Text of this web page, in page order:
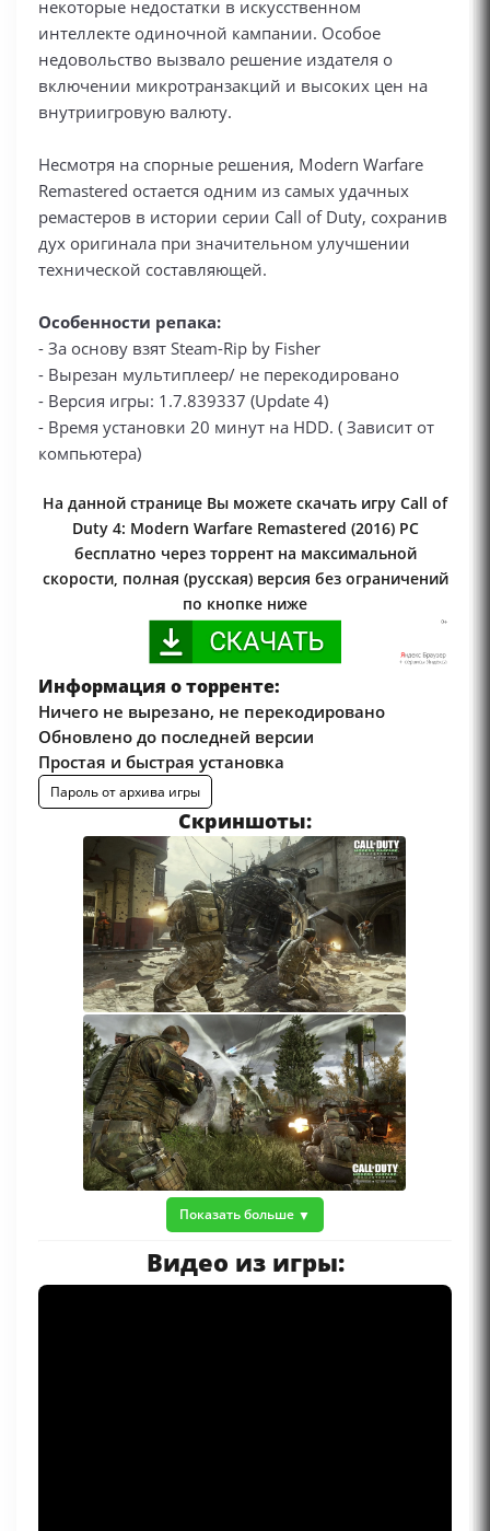
некоторые недостатки в искусственном
интеллекте одиночной кампании. Особое
недовольство вызвало решение издателя о
включении микротранзакций и высоких цен на
внутриигровую валюту.
Несмотря на спорные решения, Modern Warfare
Remastered остается одним из самых удачных
ремастеров в истории серии Call of Duty, сохранив
дух оригинала при значительном улучшении
технической составляющей.
Особенности репака:
- За основу взят Steam-Rip by Fisher
- Вырезан мультиплеер/ не перекодировано
- Версия игры: 1.7.839337 (Update 4)
- Время установки 20 минут на HDD. ( Зависит от
компьютера)
На данной странице Вы можете скачать игру Call of
Duty 4: Modern Warfare Remastered (2016) PC
бесплатно через торрент на максимальной
скорости, полная (русская) версия без ограничений
по кнопке ниже
Информация о торренте:
Ничего не вырезано, не перекодировано
Обновлено до последней версии
Простая и быстрая установка
Пароль от архива игры
Скриншоты:
Показать больше
Видео из игры: